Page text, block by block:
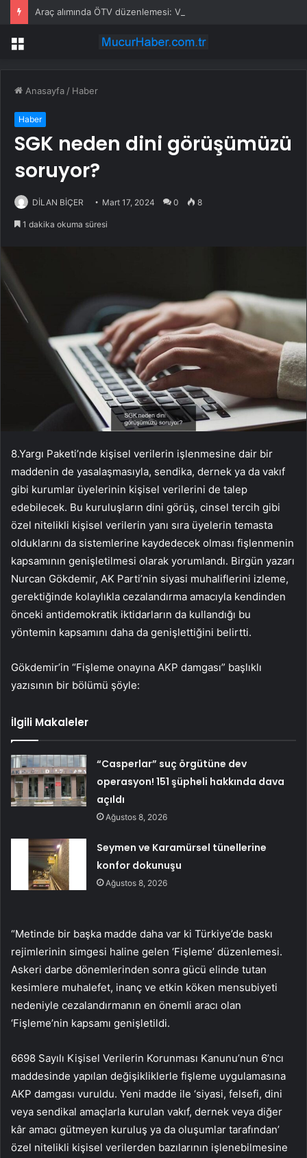
Menü
Anasayfa / Haber
Haber
SGK neden dini görüşümüzü
soruyor?
DİLAN BİÇER Mart 17, 2024 0 8
1 dakika okuma süresi
8.Yargı Paketi’nde kişisel verilerin işlenmesine dair bir
maddenin de yasalaşmasıyla, sendika, dernek ya da vakıf
gibi kurumlar üyelerinin kişisel verilerini de talep
edebilecek. Bu kuruluşların dini görüş, cinsel tercih gibi
özel nitelikli kişisel verilerin yanı sıra üyelerin temasta
olduklarını da sistemlerine kaydedecek olması fişlenmenin
kapsamının genişletilmesi olarak yorumlandı. Birgün yazarı
Nurcan Gökdemir, AK Parti’nin siyasi muhaliflerini izleme,
gerektiğinde kolaylıkla cezalandırma amacıyla kendinden
önceki antidemokratik iktidarların da kullandığı bu
yöntemin kapsamını daha da genişlettiğini belirtti.
Gökdemir’in “Fişleme onayına AKP damgası” başlıklı
yazısının bir bölümü şöyle:
İlgili Makaleler
“Casperlar” suç örgütüne dev
operasyon! 151 şüpheli hakkında dava
açıldı
Ağustos 8, 2026
Seymen ve Karamürsel tünellerine
konfor dokunuşu
Ağustos 8, 2026
“Metinde bir başka madde daha var ki Türkiye’de baskı
rejimlerinin simgesi haline gelen ‘Fişleme’ düzenlemesi.
Askeri darbe dönemlerinden sonra gücü elinde tutan
kesimlere muhalefet, inanç ve etkin köken mensubiyeti
nedeniyle cezalandırmanın en önemli aracı olan
‘Fişleme’nin kapsamı genişletildi.
6698 Sayılı Kişisel Verilerin Korunması Kanunu’nun 6’ncı
maddesinde yapılan değişikliklerle fişleme uygulamasına
AKP damgası vuruldu. Yeni madde ile ‘siyasi, felsefi, dini
veya sendikal amaçlarla kurulan vakıf, dernek veya diğer
kâr amacı gütmeyen kuruluş ya da oluşumlar tarafından’
özel nitelikli kişisel verilerden bazılarının işlenebilmesine